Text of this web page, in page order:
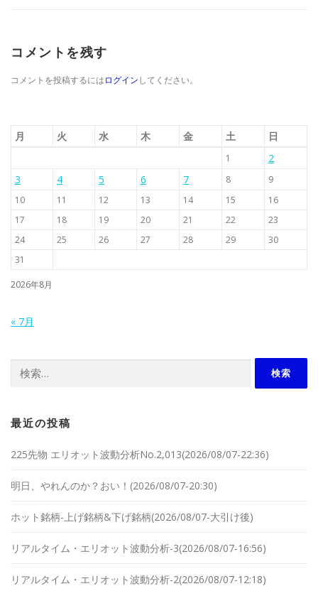
コメントを残す
コメントを投稿するにはログインしてください。
2026年8月
月 火 水 木 金 土 日
1
2
3
4 5 6 7 8
9
10
11 12 13 14 15
16
17
18 19 20 21 22
23
24
25 26 27 28 29
30
31
« 7月
検索:
最近の投稿
225先物 エリオット波動分析No.2,013(2026/08/07-22:36)
明日、やれんのか？おい！(2026/08/07-20:30)
ホット銘柄-上げ銘柄&下げ銘柄(2026/08/07-大引け後)
リアルタイム・エリオット波動分析-3(2026/08/07-16:56)
リアルタイム・エリオット波動分析-2(2026/08/07-12:18)